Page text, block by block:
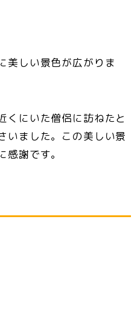
美しい景色が広がりま
くにいた僧侶に訪ねたと
いました。この美しい景
謝です。